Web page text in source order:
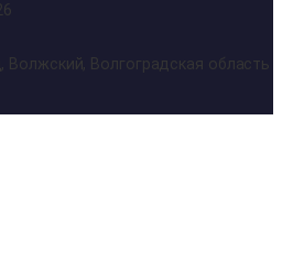
Волжский, Волгоградская область